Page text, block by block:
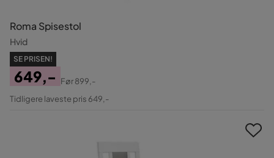
Roma Spisestol
Hvid
SE PRISEN!
Pris
649,-
Original
Før899,-
Tidligere laveste pris 649,-